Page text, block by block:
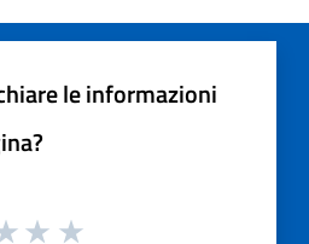
le informazioni